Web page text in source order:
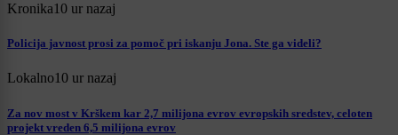
Kronika10 ur nazaj
Policija javnost prosi za pomoč pri iskanju Jona. Ste ga videli?
Lokalno10 ur nazaj
Za nov most v Krškem kar 2,7 milijona evrov evropskih sredstev, celoten
projekt vreden 6,5 milijona evrov